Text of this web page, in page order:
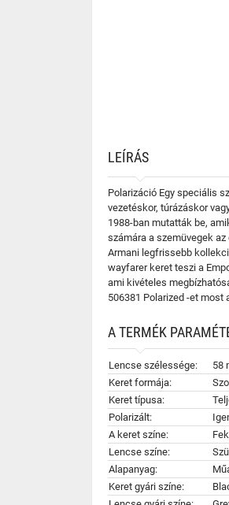
LEÍRÁS
Polarizáció Egy speciális
vezetéskor, túrázáskor
1988-ban mutatták be,
számára a szemüvegek
Armani legfrissebb
wayfarer keret teszi a
ami kivételes
506381 Polarized -et most
A TERMÉK
Lencse szélessége:
58
Keret formája:
Keret típusa:
Polarizált:
A keret színe:
Lencse színe:
Alapanyag:
Keret gyári színe: